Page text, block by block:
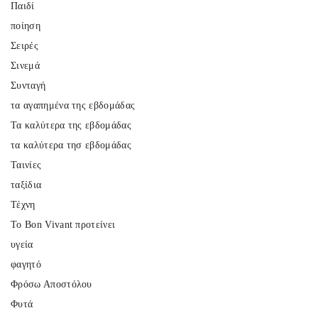
Παιδί
ποίηση
Σειρές
Σινεμά
Συνταγή
τα αγαπημένα της εβδομάδας
Τα καλύτερα της εβδομάδας
τα καλύτερα τησ εβδομάδας
Ταινίες
ταξίδια
Τέχνη
Το Bon Vivant προτείνει
υγεία
φαγητό
Φρόσω Αποστόλου
Φυτά